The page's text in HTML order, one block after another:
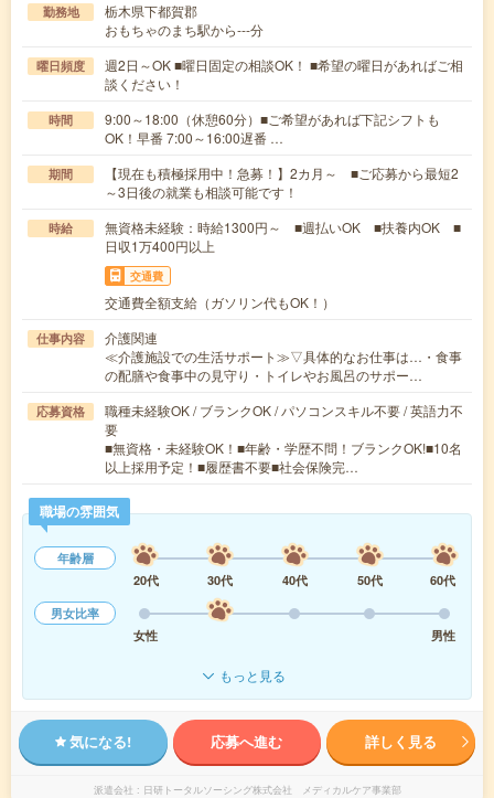
勤務地
栃木県下都賀郡
おもちゃのまち駅から---分
曜日頻度
週2日～OK ■曜日固定の相談OK！ ■希望の曜日があればご相
談ください！
時間
9:00～18:00（休憩60分）■ご希望があれば下記シフトも
OK！早番 7:00～16:00遅番 …
期間
【現在も積極採用中！急募！】2カ月～ ■ご応募から最短2
～3日後の就業も相談可能です！
時給
無資格未経験：時給1300円～ ■週払いOK ■扶養内OK ■
日収1万400円以上
交通費
交通費全額支給（ガソリン代もOK！）
仕事内容
介護関連
≪介護施設での生活サポート≫▽具体的なお仕事は…・食事
の配膳や食事中の見守り・トイレやお風呂のサポー…
応募資格
職種未経験OK / ブランクOK / パソコンスキル不要 / 英語力不
要
■無資格・未経験OK！■年齢・学歴不問！ブランクOK!■10名
以上採用予定！■履歴書不要■社会保険完…
職場の雰囲気
年齢層
20代
30代 40代 50代
60代
男女比率
女性
男性
もっと見る
気になる! 応募へ進む 詳しく見る
派遣会社 日研トータルソーシング株式会社 メディカルケア事業部